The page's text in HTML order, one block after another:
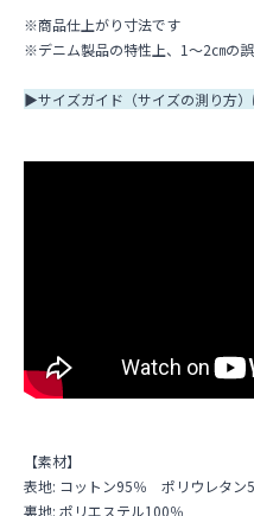
※商品仕上がり寸法です
※デニム製品の特性上、1～2㎝の
▶サイズガイド（サイズの測り方
【素材】
表地: コットン95％ ポリウレタン
裏地: ポリエステル100％